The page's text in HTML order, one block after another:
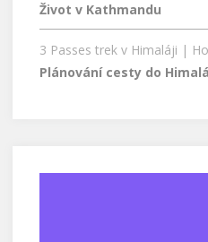
Život v Kathmandu
3 Passes trek v Himaláji |
Plánování cesty do